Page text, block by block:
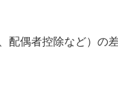
偶者控除など）の